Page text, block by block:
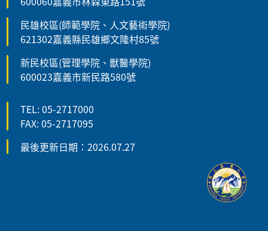
民雄校區(師範學院、人文藝術學院)
621302嘉義縣民雄鄉文隆村85號
新民校區(管理學院、獸醫學院)
600023嘉義市新民路580號
TEL: 05-2717000
FAX: 05-2717095
最後更新日期：2026.07.27